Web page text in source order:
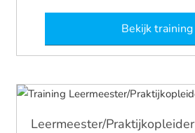
Bekijk training
Leermeester/Praktijkopleider